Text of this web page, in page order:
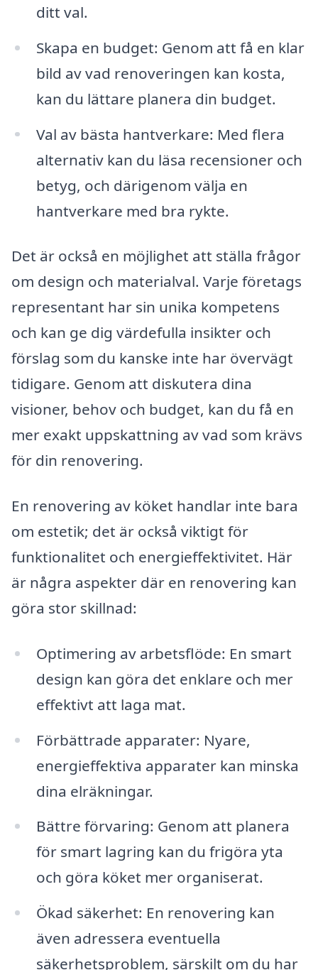
ditt val.
Skapa en budget: Genom att få en klar
bild av vad renoveringen kan kosta,
kan du lättare planera din budget.
Val av bästa hantverkare: Med flera
alternativ kan du läsa recensioner och
betyg, och därigenom välja en
hantverkare med bra rykte.
Det är också en möjlighet att ställa frågor
om design och materialval. Varje företags
representant har sin unika kompetens
och kan ge dig värdefulla insikter och
förslag som du kanske inte har övervägt
tidigare. Genom att diskutera dina
visioner, behov och budget, kan du få en
mer exakt uppskattning av vad som krävs
för din renovering.
En renovering av köket handlar inte bara
om estetik; det är också viktigt för
funktionalitet och energieffektivitet. Här
är några aspekter där en renovering kan
göra stor skillnad:
Optimering av arbetsflöde: En smart
design kan göra det enklare och mer
effektivt att laga mat.
Förbättrade apparater: Nyare,
energieffektiva apparater kan minska
dina elräkningar.
Bättre förvaring: Genom att planera
för smart lagring kan du frigöra yta
och göra köket mer organiserat.
Ökad säkerhet: En renovering kan
även adressera eventuella
säkerhetsproblem, särskilt om du har